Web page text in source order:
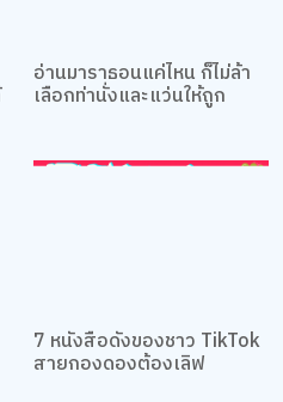
อ่านมาราธอนแค่ไหน ก็ไม่ล้า
เลือกท่านั่งและแว่นให้ถูก
7 หนังสือดังของชาว TikTok